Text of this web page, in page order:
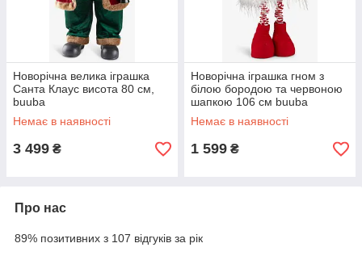
Новорічна велика іграшка
Санта Клаус висота 80 см,
buuba
Немає в наявності
3 499 ₴
Новорічна іграшка гном з
білою бородою та червоною
шапкою 106 см buuba
Немає в наявності
1 599 ₴
Про нас
89% позитивних з 107 відгуків за рік